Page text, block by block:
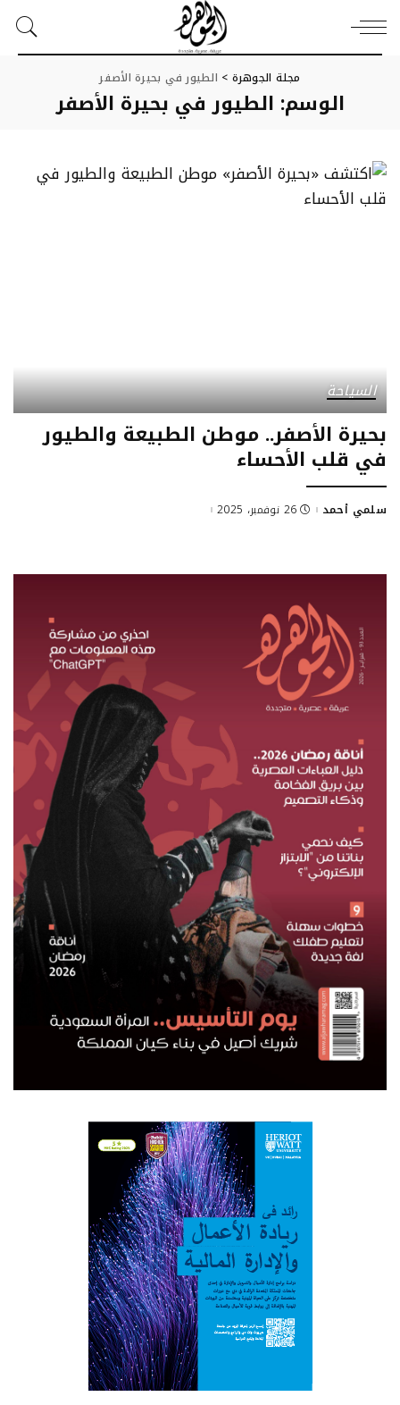
مجلة الجوهرة > الطيور في بحيرة الأصفر
الوسم: الطيور في بحيرة الأصفر
السياحة
بحيرة الأصفر.. موطن الطبيعة والطيور
في قلب الأحساء
Posted
سلمي أحمد 26 نوفمبر، 2025